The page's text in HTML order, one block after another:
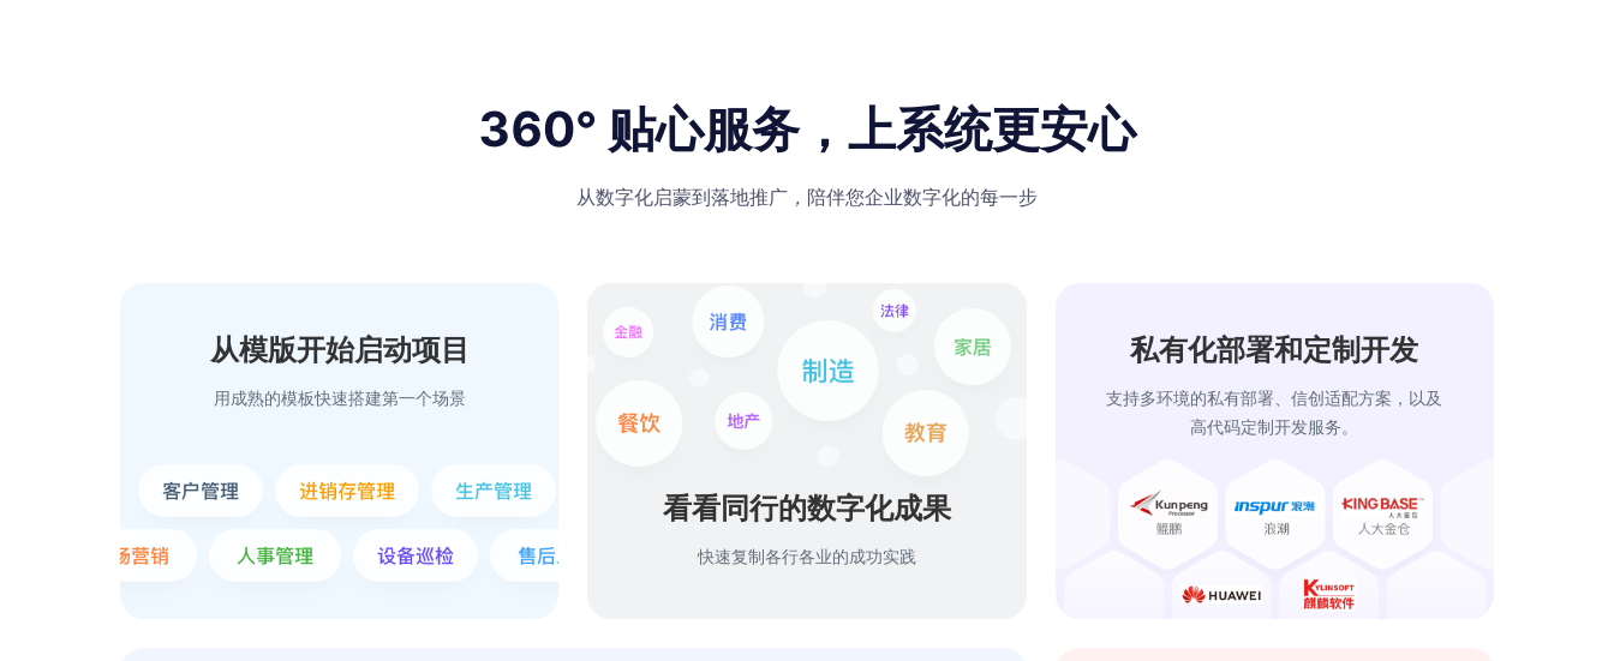
360° 贴心服务， 上系统更安心
从数字化启蒙到落地推广 ， 陪伴您企业数字化的每一步
从模版开始启动项目
用成熟的模板快速搭建第一个场景
看看同行的数字化成果
快速复制各行各业的成功实践
私有化部署和定制开发
⽀持多环境的私有部署、信创适配⽅案，以及
⾼代码定制开发服务。